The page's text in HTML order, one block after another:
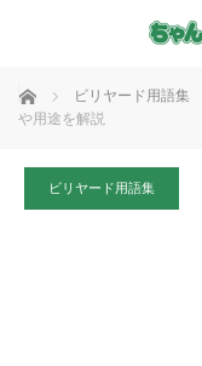
ホーム ビリヤード用語集
や用途を解説
ビリヤード用語集